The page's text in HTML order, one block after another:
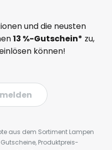
und die neusten
13 %-Gutschein* zu,
können!
aus dem Sortiment Lampen
Produktpreis-